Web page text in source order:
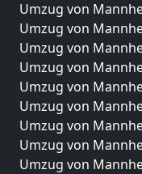
Umzug von
Umzug von
Umzug von
Umzug von
Umzug von
Umzug von
Umzug von
Umzug von
Umzug von